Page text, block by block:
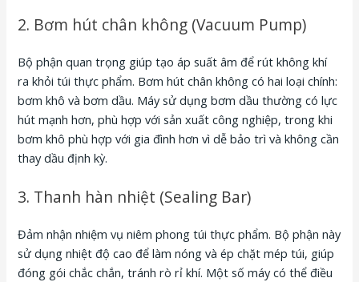
2. Bơm hút chân không (Vacuum Pump)
Bộ phận quan trọng giúp tạo áp suất âm để rút không khí
ra khỏi túi thực phẩm. Bơm hút chân không có hai loại chính:
bơm khô và bơm dầu. Máy sử dụng bơm dầu thường có lực
hút mạnh hơn, phù hợp với sản xuất công nghiệp, trong khi
bơm khô phù hợp với gia đình hơn vì dễ bảo trì và không cần
thay dầu định kỳ.
3. Thanh hàn nhiệt (Sealing Bar)
Đảm nhận nhiệm vụ niêm phong túi thực phẩm. Bộ phận này
sử dụng nhiệt độ cao để làm nóng và ép chặt mép túi, giúp
đóng gói chắc chắn, tránh rò rỉ khí. Một số máy có thể điều